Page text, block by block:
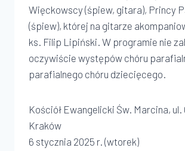
Więckowscy (śpiew, gitara), Princy
(śpiew), której na gitarze
ks. Filip Lipiński. W programie nie
oczywiście występów chóru
parafialnego chóru dziecięcego.
Kościół Ewangelicki Św. Marcina, ul.
Kraków
6 stycznia 2025 r. (wtorek)